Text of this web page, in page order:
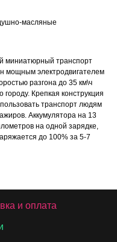
масляные
миниатюрный транспорт
мощным электродвигателем
разгона до 35 км\ч
Крепкая конструкция
транспорт людям
Аккумулятора на 13
на одной зарядке,
до 100% за 5-7
и оплата